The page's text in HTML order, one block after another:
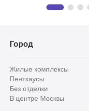
Город
Жилые комплексы
Пентхаусы
Без отделки
В центре Москвы